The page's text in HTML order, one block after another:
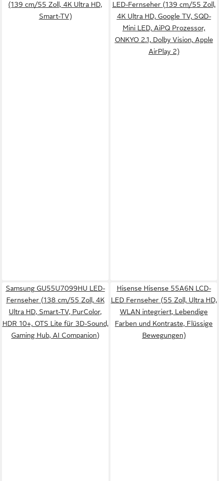
(139 cm/55 Zoll, 4K Ultra HD,
Smart-TV)
LED-Fernseher (139 cm/55 Zoll,
4K Ultra HD, Google TV, SQD-
Mini LED, AiPQ Prozessor,
ONKYO 2.1, Dolby Vision, Apple
AirPlay 2)
Samsung GU55U7099HU LED-
Fernseher (138 cm/55 Zoll, 4K
Ultra HD, Smart-TV, PurColor,
HDR 10+, OTS Lite für 3D-Sound,
Gaming Hub, AI Companion)
Hisense Hisense 55A6N LCD-
LED Fernseher (55 Zoll, Ultra HD,
WLAN integriert, Lebendige
Farben und Kontraste, Flüssige
Bewegungen)